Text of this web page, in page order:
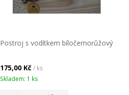
Postroj s vodítkem bíločernorůžový
175,00 Kč/ ks
Skladem: 1 ks